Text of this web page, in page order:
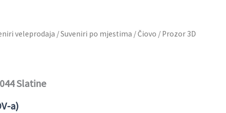
veleprodaja /Suveniri po mjestima / Čiovo / Prozor 3D
Slatine
a)